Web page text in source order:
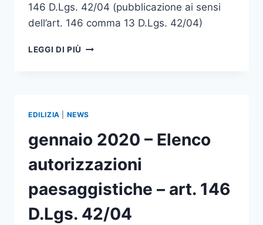
146 D.Lgs. 42/04 (pubblicazione ai sensi
dell’art. 146 comma 13 D.Lgs. 42/04)
LEGGI DI PIÙ FEBBRAIO
ART.
146
42/04
EDILIZIA NEWS
gennaio 2020 – Elenco
autorizzazioni
paesaggistiche – art. 146
D.Lgs. 42/04